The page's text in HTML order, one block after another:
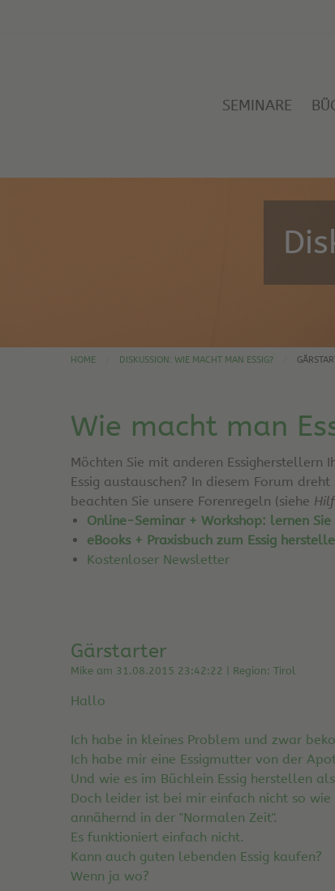
SEMINARE
HOME DISKUSSION: WIE MACHT MAN ESSIG?
Wie macht man
Möchten Sie mit anderen Essigherstellern
Essig austauschen? In diesem Forum
beachten Sie unsere Forenregeln (siehe
Online-Seminar + Workshop: lernen Sie
eBooks + Praxisbuch zum Essig
Kostenloser Newsletter
Gärstarter
Mike am 31.08.2015 23:42:22 | Region: Tirol
Hallo
Ich habe in kleines Problem und zwar
Ich habe mir eine Essigmutter von der
Und wie es im Büchlein Essig herstellen
Doch leider ist bei mir einfach nicht so
annähernd in der "Normalen Zeit".
Es funktioniert einfach nicht.
Kann auch guten lebenden Essig kaufen?
Wenn ja wo?